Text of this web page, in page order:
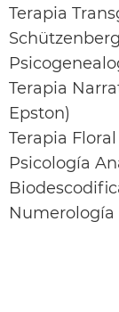
Terapia
Terapia
Epston)
Terapia
Psicología
Numerología